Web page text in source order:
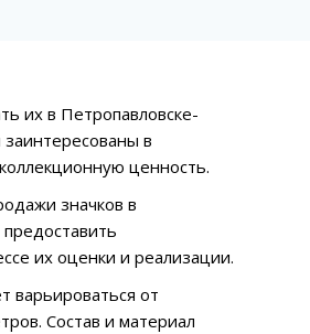
их в Петропавловске-
в
ценность.
значков в
их оценки и реализации.
варьироваться от
Состав и материал